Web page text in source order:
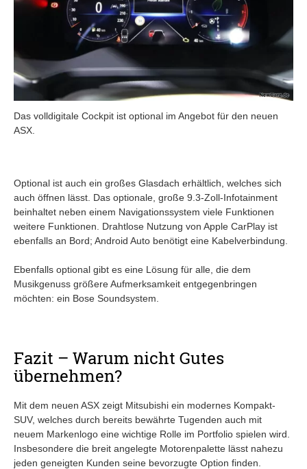
Das volldigitale Cockpit ist optional im Angebot für den neuen
ASX.
Optional ist auch ein großes Glasdach erhältlich, welches sich
auch öffnen lässt. Das optionale, große 9.3-Zoll-Infotainment
beinhaltet neben einem Navigationssystem viele Funktionen
weitere Funktionen. Drahtlose Nutzung von Apple CarPlay ist
ebenfalls an Bord; Android Auto benötigt eine Kabelverbindung.
Ebenfalls optional gibt es eine Lösung für alle, die dem
Musikgenuss größere Aufmerksamkeit entgegenbringen
möchten: ein Bose Soundsystem.
Fazit – Warum nicht Gutes
übernehmen?
Mit dem neuen ASX zeigt Mitsubishi ein modernes Kompakt-
SUV, welches durch bereits bewährte Tugenden auch mit
neuem Markenlogo eine wichtige Rolle im Portfolio spielen wird.
Insbesondere die breit angelegte Motorenpalette lässt nahezu
jeden geneigten Kunden seine bevorzugte Option finden.